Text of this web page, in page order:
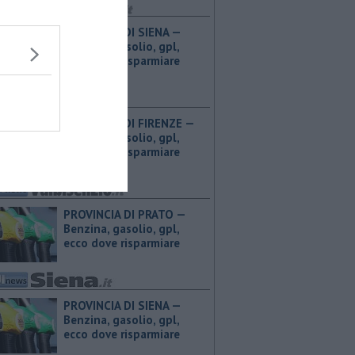
PROVINCIA DI SIENA — ​
Benzina, gasolio, gpl,
ecco dove risparmiare
PROVINCIA DI FIRENZE — ​
Benzina, gasolio, gpl,
ecco dove risparmiare
PROVINCIA DI PRATO — ​
Benzina, gasolio, gpl,
ecco dove risparmiare
PROVINCIA DI SIENA — ​
Benzina, gasolio, gpl,
ecco dove risparmiare